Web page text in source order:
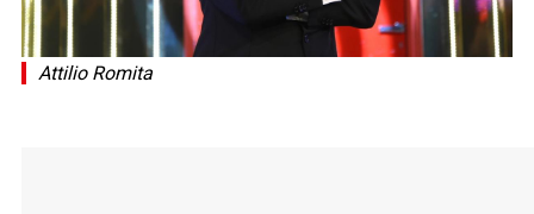
Attilio Romita